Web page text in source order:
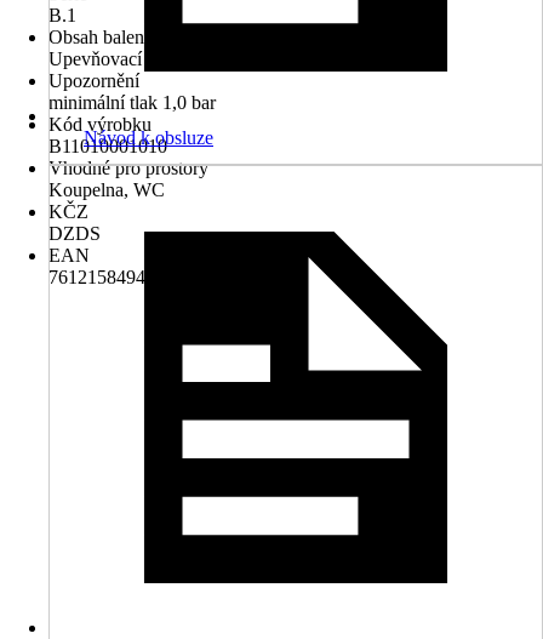
B.1
Obsah balení
Upevňovací materiál, Návod k montáži
Upozornění
minimální tlak 1,0 bar
Kód výrobku
B11010001010
Vhodné pro prostory
Koupelna, WC
KČZ
DZDS
EAN
7612158494155
Návod k obsluze